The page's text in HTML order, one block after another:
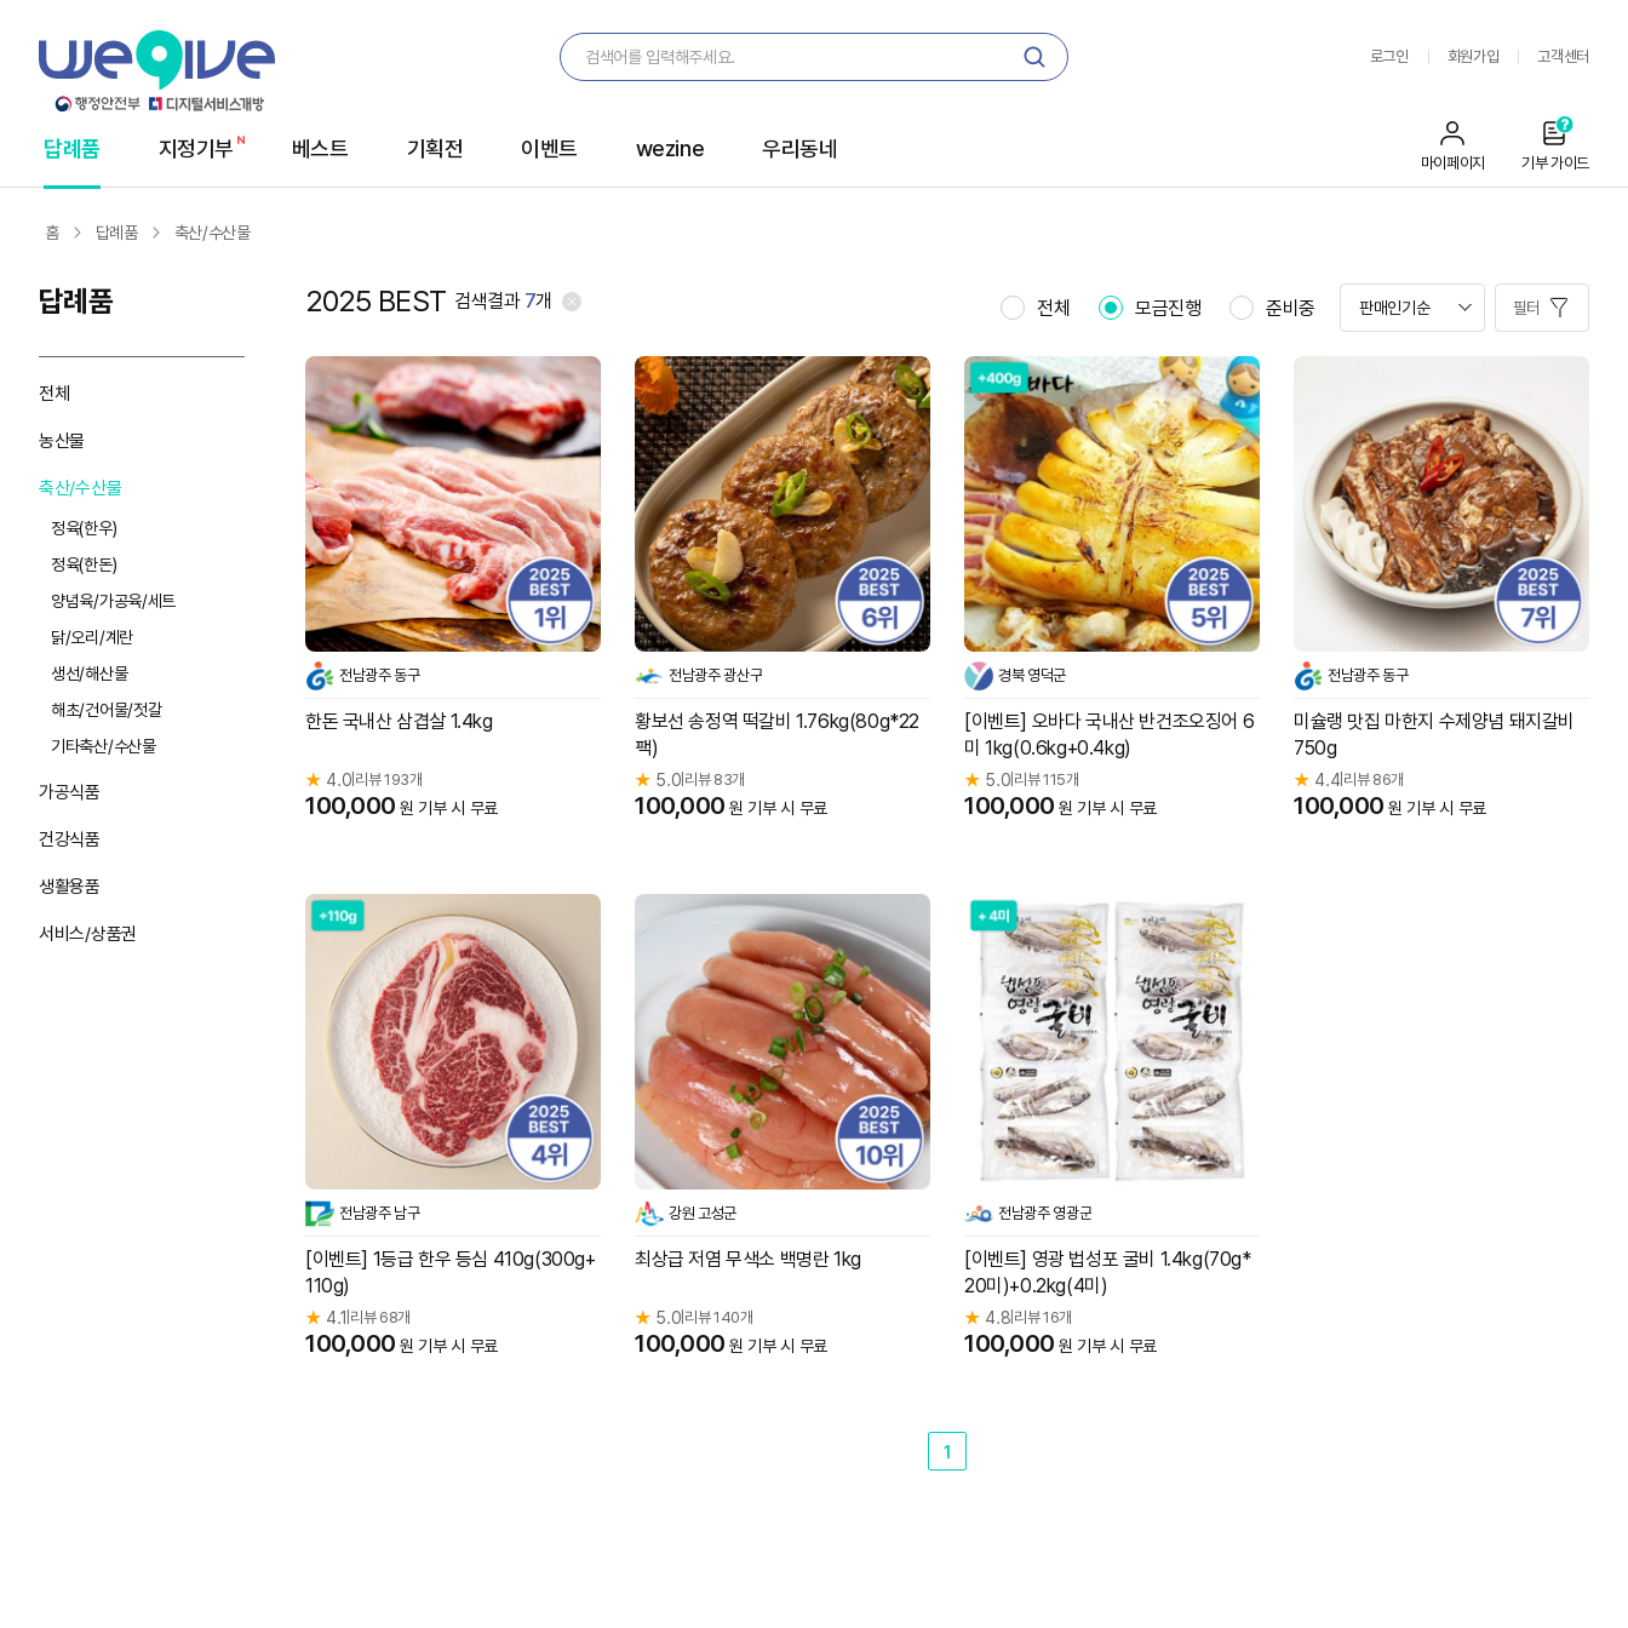
로그인 회원가입 고객센터
메
답례품 지정기부 베스트 기획전 이벤트 wezine 우리동네
마이페이지 기부 가이드
답례품
전체
농산물
축산/수산물
정육(한우)
정육(한돈)
양념육/가공육/세트
닭/오리/계란
생선/해산물
해초/건어물/젓갈
기타축산/수산물
가공식품
건강식품
생활용품
서비스/상품권
홈 답례품 축산/수산물
2025 BEST 검색결과 7개 전체 모금진행 준비중 필터
전남광주 동구
한돈 국내산 삼겹살 1.4kg
★ 4.0 리뷰 193개
100,000 원 기부 시 무료
전남광주 광산구
황보선 송정역 떡갈비 1.76kg(80g*22
팩)
★ 5.0 리뷰 83개
100,000 원 기부 시 무료
경북 영덕군
[이벤트] 오바다 국내산 반건조오징어 6
미 1kg(0.6kg+0.4kg)
★ 5.0 리뷰 115개
100,000 원 기부 시 무료
전남광주 동구
미슐랭 맛집 마한지 수제양념 돼지갈비
750g
★ 4.4 리뷰 86개
100,000 원 기부 시 무료
전남광주 남구
[이벤트] 1등급 한우 등심 410g(300g+
110g)
★ 4.1 리뷰 68개
100,000 원 기부 시 무료
강원 고성군
최상급 저염 무색소 백명란 1kg
★ 5.0 리뷰 140개
100,000 원 기부 시 무료
전남광주 영광군
[이벤트] 영광 법성포 굴비 1.4kg(70g*
20미)+0.2kg(4미)
★ 4.8 리뷰 16개
100,000 원 기부 시 무료
1